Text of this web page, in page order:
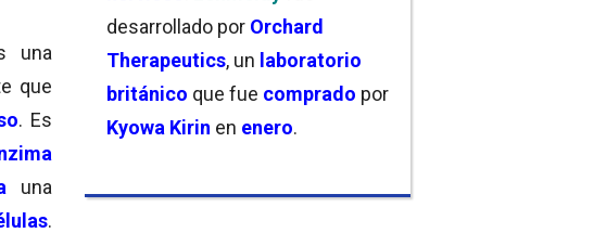
desarrollado por Orchard
Therapeutics, un laboratorio
británico que fue comprado por
Kyowa Kirin en enero.
una
que
. Es
una
.